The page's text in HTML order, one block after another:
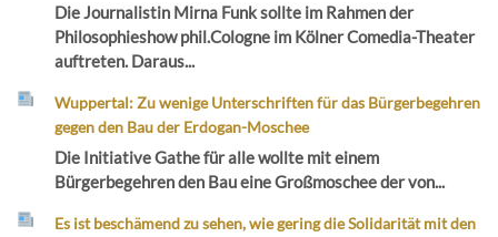
Die Journalistin Mirna Funk sollte im Rahmen der
Philosophieshow phil.Cologne im Kölner Comedia-Theater
auftreten. Daraus...
Wuppertal: Zu wenige Unterschriften für das Bürgerbegehren
gegen den Bau der Erdogan-Moschee
Die Initiative Gathe für alle wollte mit einem
Bürgerbegehren den Bau eine Großmoschee der von...
Es ist beschämend zu sehen, wie gering die Solidarität mit den